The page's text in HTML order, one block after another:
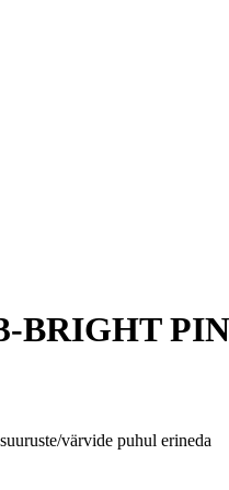
BRIGHT
värvide puhul erineda